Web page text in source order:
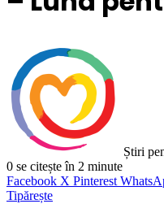
Știri
0 se citește în 2 minute
Facebook X Pinterest
Tipărește